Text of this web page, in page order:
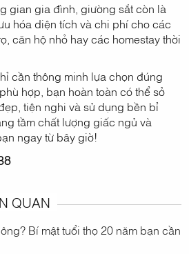
gian gia đình, giường sắt còn là
hóa diện tích và chi phí cho các
căn hộ nhỏ hay các homestay thời
cần thông minh lựa chọn đúng
hợp, bạn hoàn toàn có thể sở
tiện nghi và sử dụng bền bỉ
tầm chất lượng giấc ngủ và
ngay từ bây giờ!
QUAN
Bí mật tuổi thọ 20 năm bạn cần